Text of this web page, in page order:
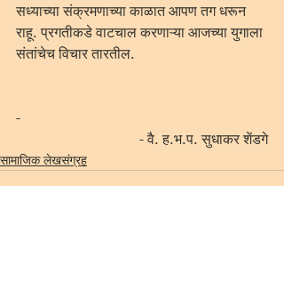
सध्याच्या संक्रमणाच्या काळात आपण तग धरून
राहू. प्रगतीकडे वाटचाल करणाऱ्या आजच्या युगाला
संतांचेच विचार तारतील.
-
- वै. ह.भ.प. सुधाकर शेंडगे
सामाजिक लेखसंग्रह